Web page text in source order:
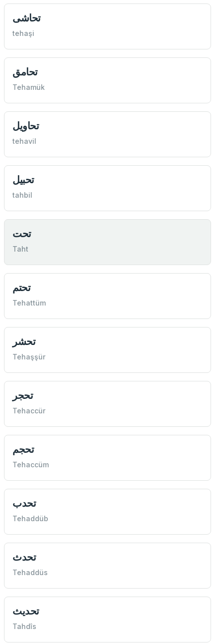
تحاشی
tehaşi
تحامق
Tehamük
تحاويل
tehavil
تحبيل
tahbil
تحت
Taht
تحتم
Tehattüm
تحشر
Tehaşşür
تحجر
Tehaccür
تحجم
Tehaccüm
تحدب
Tehaddüb
تحدث
Tehaddüs
تحديث
Tahdîs